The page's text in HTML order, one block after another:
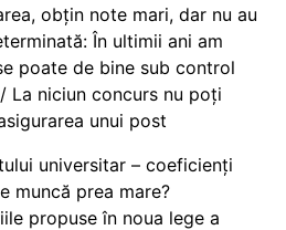
obțin note mari, dar nu au
În ultimii ani am
poate de bine sub control
La niciun concurs nu poți
unui post
universitar – coeficienți
muncă prea mare?
propuse în noua lege a